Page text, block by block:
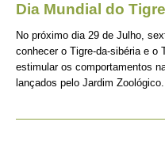
Dia Mundial do Tigre
No próximo dia 29 de Julho,
conhecer o Tigre-da-sibéria e o
estimular os comportamentos
lançados pelo Jardim Zoológico.